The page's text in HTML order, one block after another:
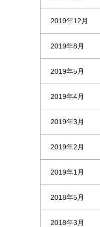
2019年12月
2019年8月
2019年5月
2019年4月
2019年3月
2019年2月
2019年1月
2018年5月
2018年3月